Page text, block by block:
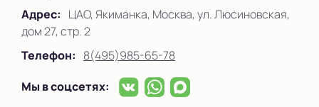
Адрес: ЦАО, Якиманка, Москва, ул. Люсиновская,
дом 27, стр. 2
Телефон: 8(495)985-65-78
Мы в соцсетях: